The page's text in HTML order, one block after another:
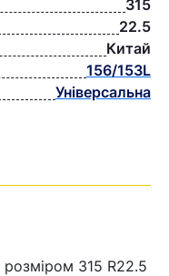
315
22.5
Китай
156/153L
Універсальна
розміром 315 R22.5